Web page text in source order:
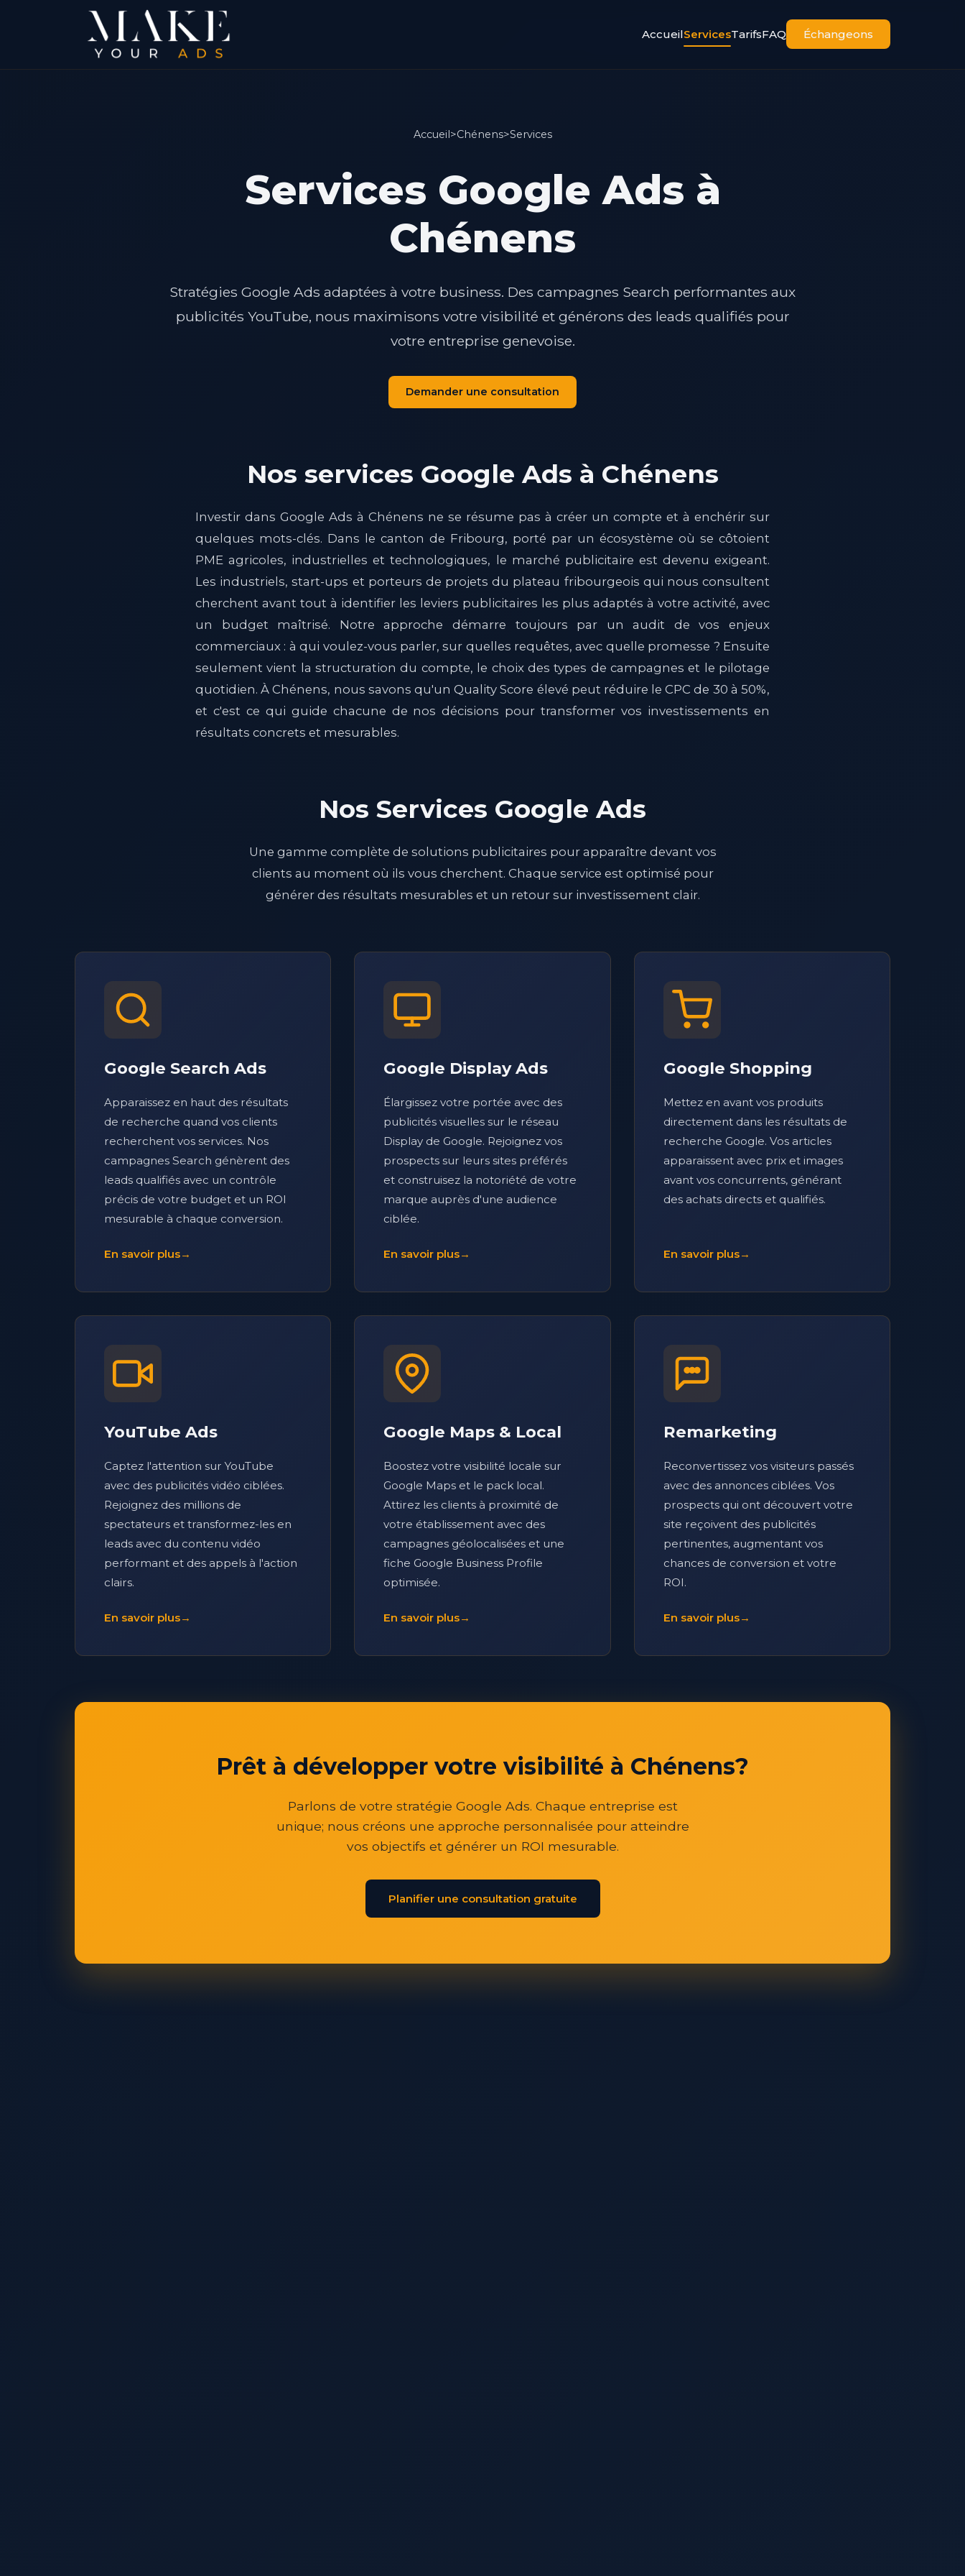
AccueilServicesTarifsFAQ Échangeons
Accueil>Chénens>Services
Services Google Ads à
Chénens
Stratégies Google Ads adaptées à votre business. Des campagnes Search performantes aux
publicités YouTube, nous maximisons votre visibilité et générons des leads qualifiés pour
votre entreprise genevoise.
Demander une consultation
Nos services Google Ads à Chénens
Investir dans Google Ads à Chénens ne se résume pas à créer un compte et à enchérir sur
quelques mots-clés. Dans le canton de Fribourg, porté par un écosystème où se côtoient
PME agricoles, industrielles et technologiques, le marché publicitaire est devenu exigeant.
Les industriels, start-ups et porteurs de projets du plateau fribourgeois qui nous consultent
cherchent avant tout à identifier les leviers publicitaires les plus adaptés à votre activité, avec
un budget maîtrisé. Notre approche démarre toujours par un audit de vos enjeux
commerciaux : à qui voulez-vous parler, sur quelles requêtes, avec quelle promesse ? Ensuite
seulement vient la structuration du compte, le choix des types de campagnes et le pilotage
quotidien. À Chénens, nous savons qu'un Quality Score élevé peut réduire le CPC de 30 à 50%,
et c'est ce qui guide chacune de nos décisions pour transformer vos investissements en
résultats concrets et mesurables.
Nos Services Google Ads
Une gamme complète de solutions publicitaires pour apparaître devant vos
clients au moment où ils vous cherchent. Chaque service est optimisé pour
générer des résultats mesurables et un retour sur investissement clair.
Google Search Ads
Apparaissez en haut des résultats
de recherche quand vos clients
recherchent vos services. Nos
campagnes Search génèrent des
leads qualifiés avec un contrôle
précis de votre budget et un ROI
mesurable à chaque conversion.
En savoir plus→
Google Display Ads
Élargissez votre portée avec des
publicités visuelles sur le réseau
Display de Google. Rejoignez vos
prospects sur leurs sites préférés
et construisez la notoriété de votre
marque auprès d'une audience
ciblée.
En savoir plus→
Google Shopping
Mettez en avant vos produits
directement dans les résultats de
recherche Google. Vos articles
apparaissent avec prix et images
avant vos concurrents, générant
des achats directs et qualifiés.
En savoir plus→
YouTube Ads
Captez l'attention sur YouTube
avec des publicités vidéo ciblées.
Rejoignez des millions de
spectateurs et transformez-les en
leads avec du contenu vidéo
performant et des appels à l'action
clairs.
En savoir plus→
Google Maps & Local
Boostez votre visibilité locale sur
Google Maps et le pack local.
Attirez les clients à proximité de
votre établissement avec des
campagnes géolocalisées et une
fiche Google Business Profile
optimisée.
En savoir plus→
Remarketing
Reconvertissez vos visiteurs passés
avec des annonces ciblées. Vos
prospects qui ont découvert votre
site reçoivent des publicités
pertinentes, augmentant vos
chances de conversion et votre
ROI.
En savoir plus→
Prêt à développer votre visibilité à Chénens?
Parlons de votre stratégie Google Ads. Chaque entreprise est
unique; nous créons une approche personnalisée pour atteindre
vos objectifs et générer un ROI mesurable.
Planifier une consultation gratuite